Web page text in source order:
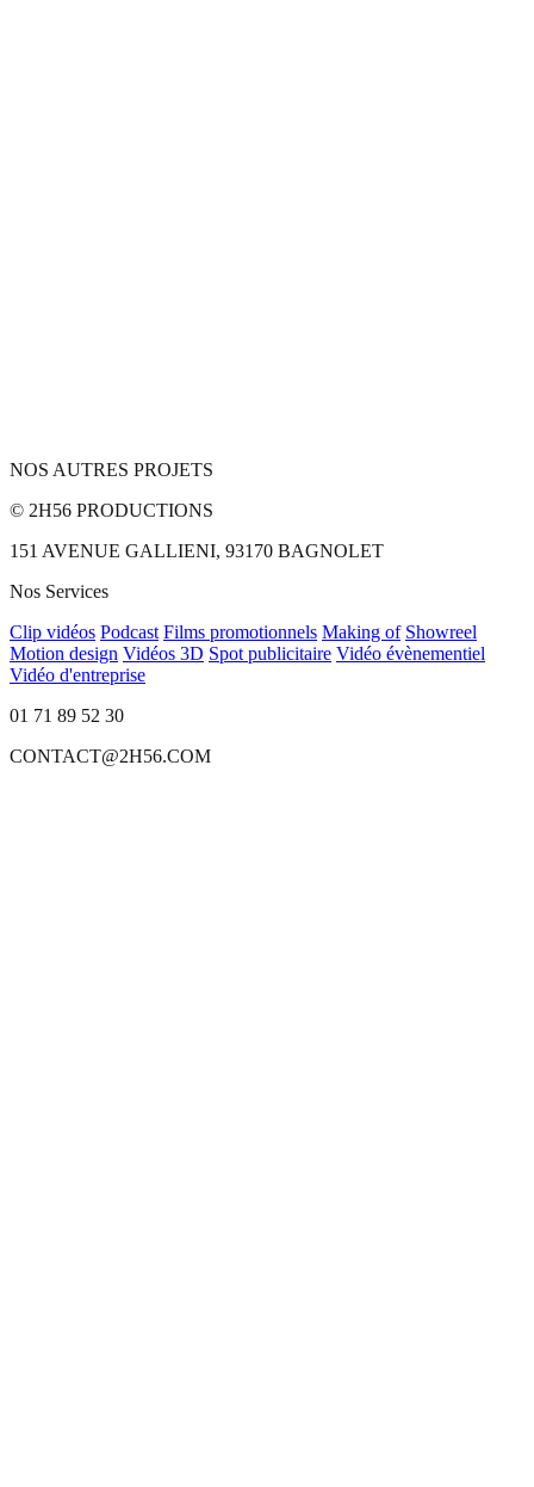
NOS AUTRES PROJETS
© 2H56 PRODUCTIONS
151 AVENUE GALLIENI, 93170 BAGNOLET
Nos Services
Clip vidéos Podcast Films promotionnels Making of Showreel
Motion design Vidéos 3D Spot publicitaire Vidéo évènementiel
Vidéo d'entreprise
01 71 89 52 30
CONTACT@2H56.COM